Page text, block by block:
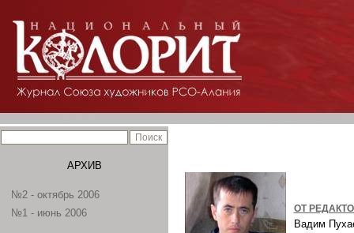
АРХИВ
№2 - октябрь 2006
№1 - июнь 2006
ОТ
Вадим